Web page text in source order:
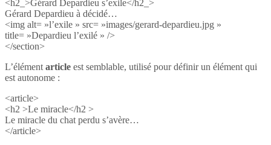
<h2_>Gérard Depardieu s’exile</h2_>
Gérard Depardieu à décidé…
<img alt= »l’exile » src= »images/gerard-depardieu.jpg »
title= »Depardieu l’exilé » />
</section>
L’élément article est semblable, utilisé pour définir un élément qui
est autonome :
<article>
<h2 >Le miracle</h2 >
Le miracle du chat perdu s’avère…
</article>